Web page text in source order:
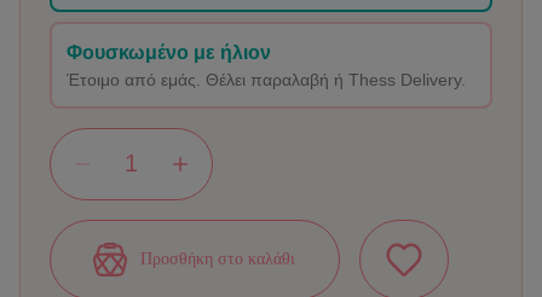
Φουσκωμένο με ήλιον
Έτοιμο από εμάς. Θέλει παραλαβή ή Thess Delivery.
Προσθήκη στο καλάθι